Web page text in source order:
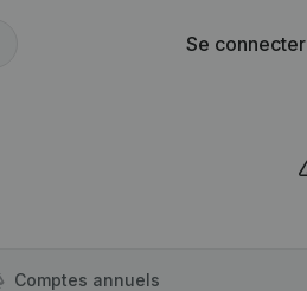
Se connecter
Comptes annuels